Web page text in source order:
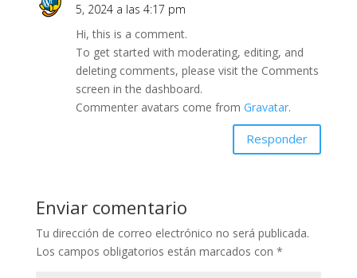
5, 2024 a las 4:17 pm
Hi, this is a comment.
To get started with moderating, editing, and
deleting comments, please visit the Comments
screen in the dashboard.
Commenter avatars come from Gravatar.
Responder
Enviar comentario
Tu dirección de correo electrónico no será publicada.
Los campos obligatorios están marcados con *